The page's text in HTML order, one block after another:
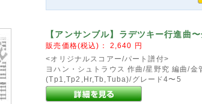
【アンサンブル】ラデツキー行進曲
販売価格(税込)： 2,640 円
<オリジナルスコアー/パート譜付>
ヨハン・シュトラウス 作曲/星野究 編曲/金
(Tp1,Tp2,Hr,Tb,Tuba)/グレード4〜5